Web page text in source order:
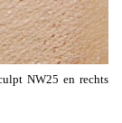
NW25 en rechts